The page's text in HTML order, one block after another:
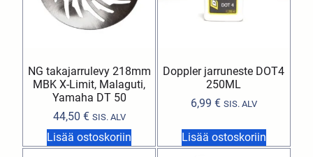
NG takajarrulevy 218mm
MBK X-Limit, Malaguti,
Yamaha DT 50
44,50 € SIS. ALV
Lisää ostoskoriin
Doppler jarruneste DOT4
250ML
6,99 € SIS. ALV
Lisää ostoskoriin